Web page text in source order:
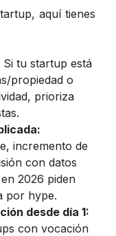
aquí tienes
Si tu startup está
propiedad o
prioriza
incremento de
con datos
2026 piden
por hype.
desde día 1:
con vocación